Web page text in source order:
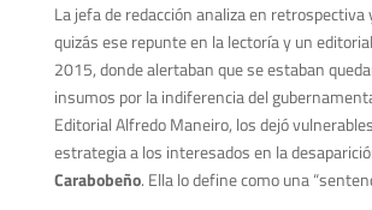
La jefa de redacción analiza en retrospectiva
quizás ese repunte en la lectoría y un
2015, donde alertaban que se estaban
insumos por la indiferencia del
Editorial Alfredo Maneiro, los dejó
estrategia a los interesados en la
Carabobeño. Ella lo define como una